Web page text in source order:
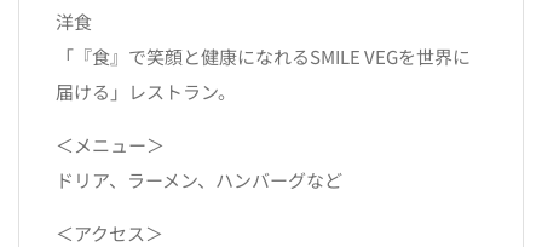
洋食
「『食』で笑顔と健康になれるSMILE VEGを世界に
届ける」レストラン。
＜メニュー＞
ドリア、ラーメン、ハンバーグなど
＜アクセス＞